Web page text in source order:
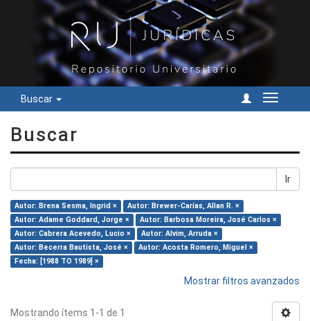
Buscar
Cambiar
Buscar
Ir
Autor: Brena Sesma, Ingrid ×
Autor: Brewer-Carías, Allan R. ×
Autor: Adame Goddard, Jorge ×
Autor: Barbosa Moreira, José Carlos ×
Autor: Cabrera Acevedo, Lucio ×
Autor: Alvim, Arruda ×
Autor: Becerra Bautista, José ×
Autor: Acosta Romero, Miguel ×
Fecha: [1988 TO 1989] ×
Mostrar filtros avanzados
Mostrando ítems 1-1 de 1